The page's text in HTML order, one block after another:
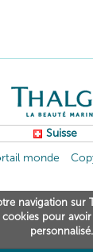
Suisse
monde
navigation sur
cookies pour
personnalisé.